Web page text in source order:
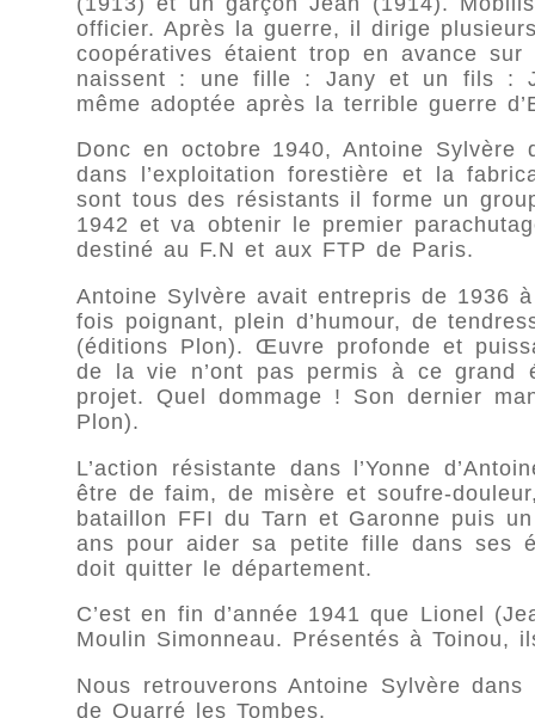
officier. Après la guerre, il dirige
coopératives étaient trop en avance
naissent : une fille : Jany et un fils :
même adoptée après la terrible guerre
Donc en octobre 1940, Antoine Sylvère
dans l’exploitation forestière et la
sont tous des résistants il forme un
1942 et va obtenir le premier
destiné au F.N et aux FTP de Paris.
Antoine Sylvère avait entrepris de 1936
fois poignant, plein d’humour, de
(éditions Plon). Œuvre profonde et
de la vie n’ont pas permis à ce grand
projet. Quel dommage ! Son dernier
Plon).
L’action résistante dans l’Yonne
être de faim, de misère et soufre-
bataillon FFI du Tarn et Garonne puis
ans pour aider sa petite fille dans ses
doit quitter le département.
C’est en fin d’année 1941 que Lionel
Moulin Simonneau. Présentés à Toinou,
Nous retrouverons Antoine Sylvère
de Quarré les Tombes.